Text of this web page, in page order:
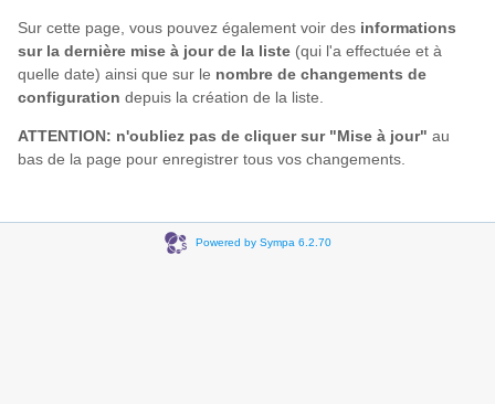
Sur cette page, vous pouvez également voir des informations
sur la dernière mise à jour de la liste (qui l'a effectuée et à
quelle date) ainsi que sur le nombre de changements de
configuration depuis la création de la liste.
ATTENTION: n'oubliez pas de cliquer sur "Mise à jour" au
bas de la page pour enregistrer tous vos changements.
Powered by Sympa 6.2.70